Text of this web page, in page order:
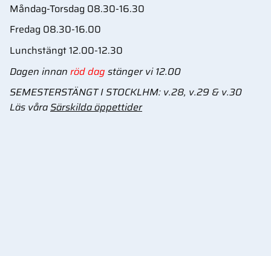
Måndag-Torsdag 08.30-16.30
Fredag 08.30-16.00
Lunchstängt 12.00-12.30
Dagen innan röd dag stänger vi 12.00
SEMESTERSTÄNGT I STOCKLHM: v.28, v.29 & v.30
Läs våraSärskilda öppettider